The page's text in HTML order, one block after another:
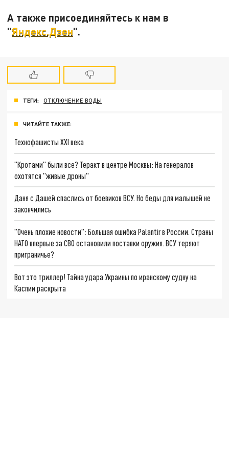
А также присоединяйтесь к нам в
"Яндекс.Дзен".
ТЕГИ: ОТКЛЮЧЕНИЕ ВОДЫ
ЧИТАЙТЕ ТАКЖЕ:
Технофашисты XXI века
"Кротами" были все? Теракт в центре Москвы: На генералов
охотятся "живые дроны"
Даня с Дашей спаслись от боевиков ВСУ. Но беды для малышей не
закончились
"Очень плохие новости": Большая ошибка Palantir в России. Страны
НАТО впервые за СВО остановили поставки оружия. ВСУ теряют
приграничье?
Вот это триллер! Тайна удара Украины по иранскому судну на
Каспии раскрыта